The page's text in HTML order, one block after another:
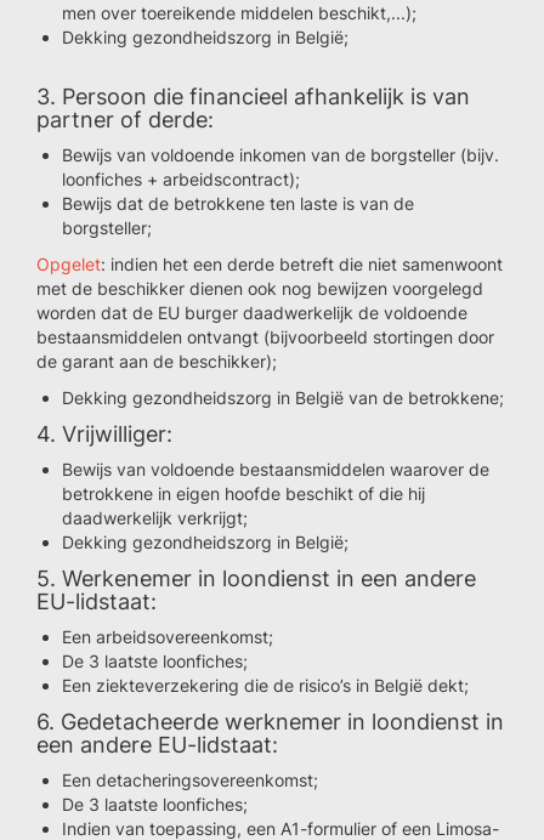
men over toereikende middelen beschikt,...);
Dekking gezondheidszorg in België;
3. Persoon die financieel afhankelijk is van
partner of derde:
Bewijs van voldoende inkomen van de borgsteller (bijv.
loonfiches + arbeidscontract);
Bewijs dat de betrokkene ten laste is van de
borgsteller;
Opgelet: indien het een derde betreft die niet samenwoont
met de beschikker dienen ook nog bewijzen voorgelegd
worden dat de EU burger daadwerkelijk de voldoende
bestaansmiddelen ontvangt (bijvoorbeeld stortingen door
de garant aan de beschikker);
Dekking gezondheidszorg in België van de betrokkene;
4. Vrijwilliger:
Bewijs van voldoende bestaansmiddelen waarover de
betrokkene in eigen hoofde beschikt of die hij
daadwerkelijk verkrijgt;
Dekking gezondheidszorg in België;
5. Werkenemer in loondienst in een andere
EU-lidstaat:
Een arbeidsovereenkomst;
De 3 laatste loonfiches;
Een ziekteverzekering die de risico’s in België dekt;
6. Gedetacheerde werknemer in loondienst in
een andere EU-lidstaat:
Een detacheringsovereenkomst;
De 3 laatste loonfiches;
Indien van toepassing, een A1-formulier of een Limosa-